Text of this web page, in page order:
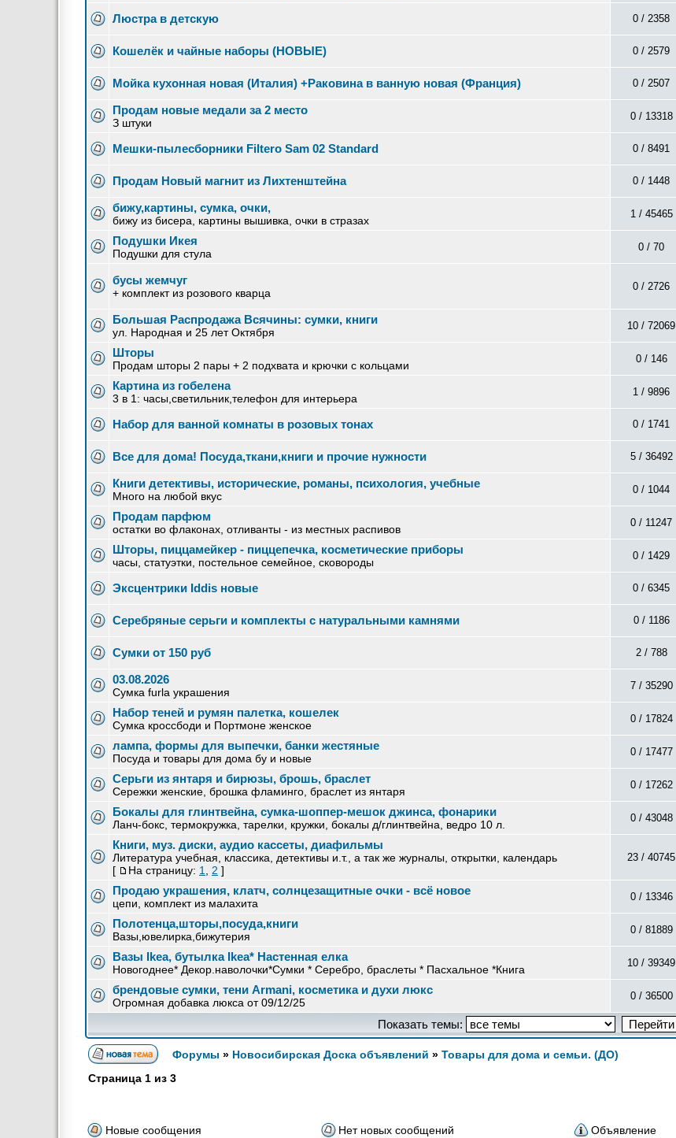
Люстра в детскую 0 / 2358
Кошелёк и чайные наборы (НОВЫЕ) 0 / 2579
Мойка кухонная новая (Италия) +Раковина в ванную новая (Франция) 0 / 2507
Продам новые медали за 2 место
З штуки
0 / 13318
Мешки-пылесборники Filtero Sam 02 Standard 0 / 8491
Продам Новый магнит из Лихтенштейна 0 / 1448
бижу,картины, сумка, очки,
бижу из бисера, картины вышивка, очки в стразах
1 / 45465
Подушки Икея
Подушки для стула
0 / 70
бусы жемчуг
+ комплект из розового кварца
0 / 2726
Большая Распродажа Всячины: сумки, книги
ул. Народная и 25 лет Октября
10 / 72069
Шторы
Продам шторы 2 пары + 2 подхвата и крючки с кольцами
0 / 146
Картина из гобелена
3 в 1: часы,светильник,телефон для интерьера
1 / 9896
Набор для ванной комнаты в розовых тонах 0 / 1741
Все для дома! Посуда,ткани,книги и прочие нужности 5 / 36492
Книги детективы, исторические, романы, психология, учебные
Много на любой вкус
0 / 1044
Продам парфюм
остатки во флаконах, отливанты - из местных распивов
0 / 11247
Шторы, пиццамейкер - пиццепечка, косметические приборы
часы, статуэтки, постельное семейное, сковороды
0 / 1429
Эксцентрики Iddis новые 0 / 6345
Серебряные серьги и комплекты с натуральными камнями 0 / 1186
Сумки от 150 руб 2 / 788
03.08.2026
Сумка furla украшения
7 / 35290
Набор теней и румян палетка, кошелек
Сумка кроссбоди и Портмоне женское
0 / 17824
лампа, формы для выпечки, банки жестяные
Посуда и товары для дома бу и новые
0 / 17477
Серьги из янтаря и бирюзы, брошь, браслет
Сережки женские, брошка фламинго, браслет из янтаря
0 / 17262
Бокалы для глинтвейна, сумка-шоппер-мешок джинса, фонарики
Ланч-бокс, термокружка, тарелки, кружки, бокалы д/глинтвейна, ведро 10 л.
0 / 43048
Книги, муз. диски, аудио кассеты, диафильмы
Литература учебная, классика, детективы и.т., а так же журналы, открытки, календарь
[
На страницу: 1 2 ]
23 / 40745
Продаю украшения, клатч, солнцезащитные очки - всё новое
цепи, комплект из малахита
0 / 13346
Полотенца,шторы,посуда,книги
Вазы,ювелирка,бижутерия
0 / 81889
Вазы Ikea, бутылка Ikea* Настенная елка
Новогоднее* Декор.наволочки*Сумки * Серебро, браслеты * Пасхальное *Книга
10 / 39349
брендовые сумки, тени Armani, косметика и духи люкс
Огромная добавка люкса от 09/12/25
0 / 36500
Показать темы:
Форумы » Новосибирская Доска объявлений » Товары для дома и семьи. (ДО)
Страница 1 из 3
Новые сообщения
Нет новых сообщений Объявление